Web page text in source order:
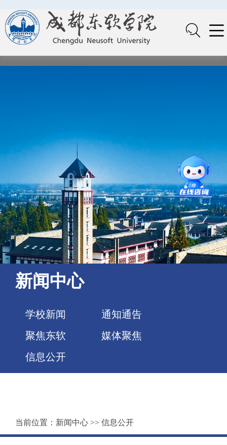
新闻中心
学校新闻
通知通告
聚焦东软
媒体聚焦
信息公开
当前位置： 新闻中心 >> 信息公开